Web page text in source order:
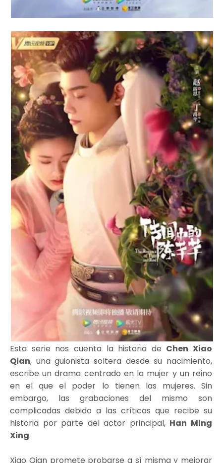
Esta serie nos cuenta la historia de Chen Xiao
Qian, una guionista soltera desde su nacimiento,
escribe un drama centrado en la mujer y un reino
en el que el poder lo tienen las mujeres. Sin
embargo, las grabaciones del mismo son
complicadas debido a las críticas que recibe su
historia por parte del actor principal, Han Ming
Xing.
Xiao Qian promete probarse a sí misma y mejorar